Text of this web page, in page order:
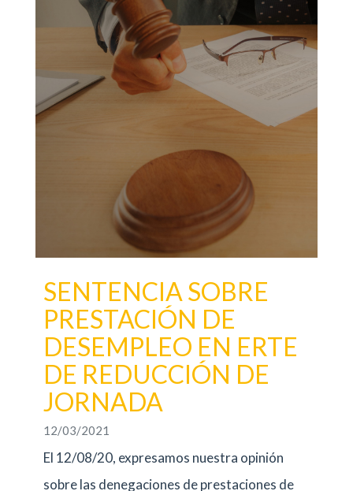
SENTENCIA SOBRE
PRESTACIÓN DE
DESEMPLEO EN ERTE
DE REDUCCIÓN DE
JORNADA
12/03/2021
El 12/08/20, expresamos nuestra opinión
sobre las denegaciones de prestaciones de